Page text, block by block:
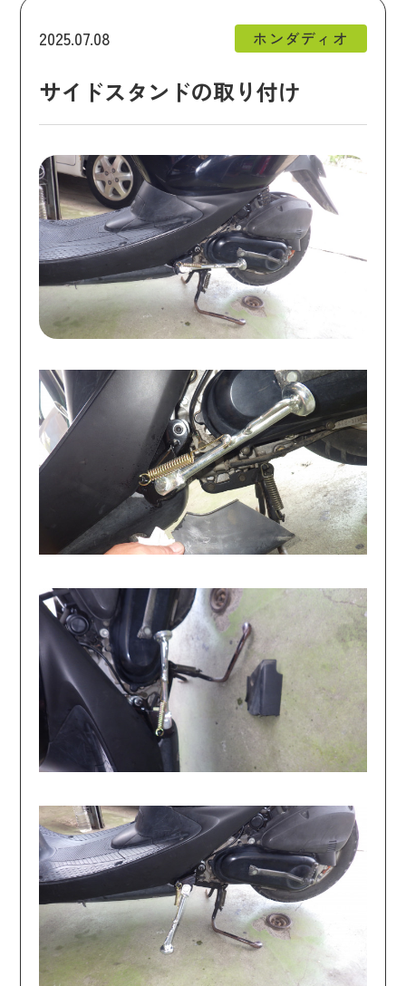
2025.07.08 ホンダディオ
サイドスタンドの取り付け